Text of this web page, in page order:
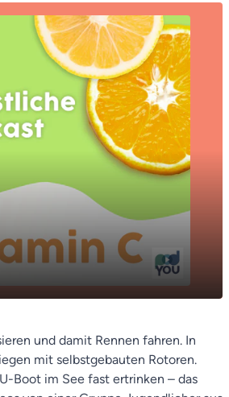
Persönlichkeiten in Fürth🎧- 👌
und behaltet das Gute
14:01
und damit Rennen fahren. In
mit selbstgebauten Rotoren.
Boot im See fast ertrinken – das